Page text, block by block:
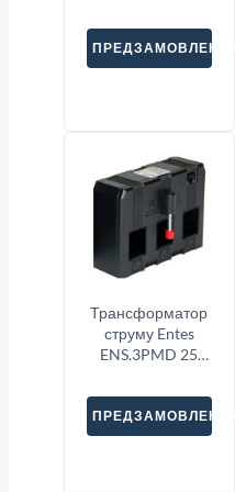
ПРЕДЗАМОВЛЕННЯ
Трансформатор
струму Entes
ENS.3PMD 25
ПРЕДЗАМОВЛЕННЯ